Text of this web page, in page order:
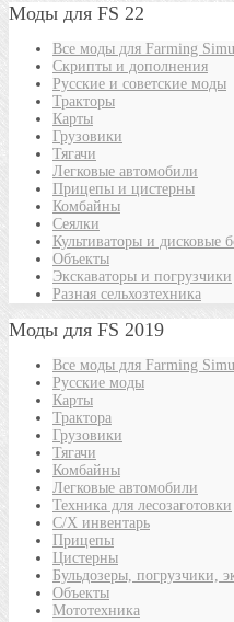
Моды для FS 22
Все моды для Farming
Скрипты и дополнения
Русские и советские моды
Тракторы
Карты
Грузовики
Тягачи
Легковые автомобили
Прицепы и цистерны
Комбайны
Сеялки
Культиваторы и дисковые
Объекты
Экскаваторы и погрузчики
Разная сельхозтехника
Моды для FS 2019
Все моды для Farming
Русские моды
Карты
Трактора
Грузовики
Тягачи
Комбайны
Легковые автомобили
Техника для лесозаготовки
С/Х инвентарь
Прицепы
Цистерны
Бульдозеры, погрузчики,
Объекты
Мототехника